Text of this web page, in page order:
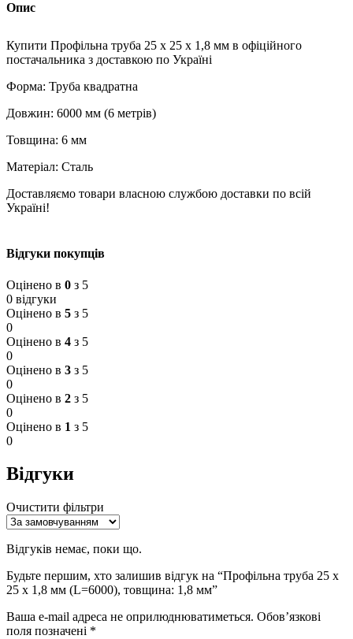
Опис
Купити Профільна труба 25 x 25 x 1,8 мм в офіційного
постачальника з доставкою по Україні
Форма: Труба квадратна
Довжин: 6000 мм (6 метрів)
Товщина: 6 мм
Матеріал: Сталь
Доставляємо товари власною службою доставки по всій
Україні!
Відгуки покупців
Оцінено в 0 з 5
0 відгуки
Оцінено в 5 з 5
0
Оцінено в 4 з 5
0
Оцінено в 3 з 5
0
Оцінено в 2 з 5
0
Оцінено в 1 з 5
0
Відгуки
Очистити фільтри
Відгуків немає, поки що.
Будьте першим, хто залишив відгук на “Профільна труба 25 x
25 x 1,8 мм (L=6000), товщина: 1,8 мм”
Ваша e-mail адреса не оприлюднюватиметься. Обов’язкові
поля позначені *